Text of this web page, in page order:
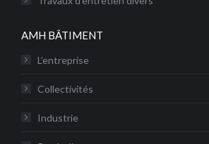
AMH BÂTIMENT
L’entreprise
Collectivités
Industrie